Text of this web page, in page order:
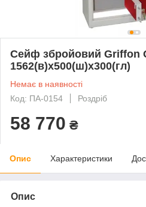
Сейф збройовий Griffon
1562(в)х500(ш)х300(гл)
Немає в наявності
Код: ПА-0154
Роздріб
58 770 ₴
Опис Характеристики
Опис